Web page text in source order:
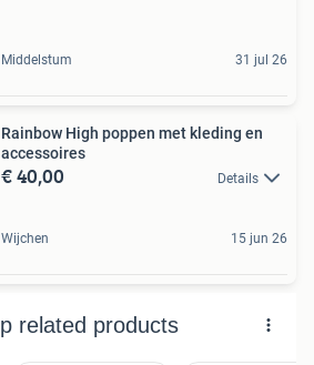
Middelstum 31 jul 26
Rainbow High poppen met kleding en
accessoires
€ 40,00 Details
Wijchen 15 jun 26